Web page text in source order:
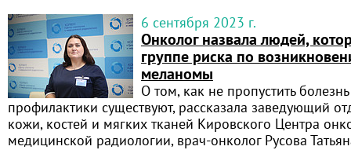
6 сентября 2023 г.
Онколог назвала людей,
группе риска по
меланомы
О том, как не пропустить
профилактики существуют, рассказала заведующий
кожи, костей и мягких тканей Кировского Центра
медицинской радиологии, врач-онколог Русова